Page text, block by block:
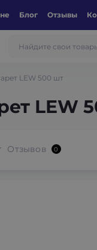
Блог Отзывы
LEW 500 шт
LEW
Отзывов 0